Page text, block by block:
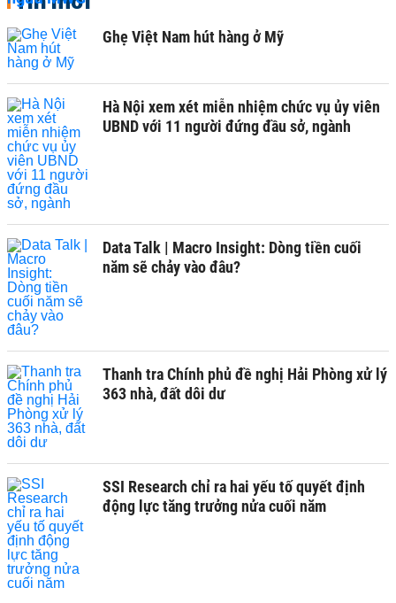
Ghẹ Việt Nam hút hàng ở Mỹ
Hà Nội xem xét miễn nhiệm chức vụ ủy viên
UBND với 11 người đứng đầu sở, ngành
Data Talk | Macro Insight: Dòng tiền cuối
năm sẽ chảy vào đâu?
Thanh tra Chính phủ đề nghị Hải Phòng xử lý
363 nhà, đất dôi dư
SSI Research chỉ ra hai yếu tố quyết định
động lực tăng trưởng nửa cuối năm